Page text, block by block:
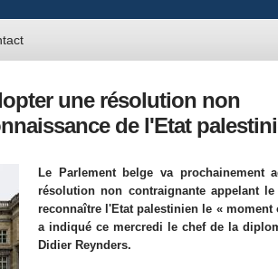
une résolution non
de l'Etat
Le Parlement belge va prochainement
résolution non contraignante appelant
reconnaître l'Etat palestinien le « moment
a indiqué ce mercredi le chef de la
Didier Reynders.